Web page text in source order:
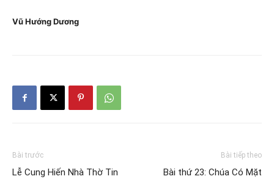
Vũ Hướng Dương
Bài trước
Lễ Cung Hiến Nhà Thờ Tin
Bài tiếp theo
Bài thứ 23: Chúa Có Mặt